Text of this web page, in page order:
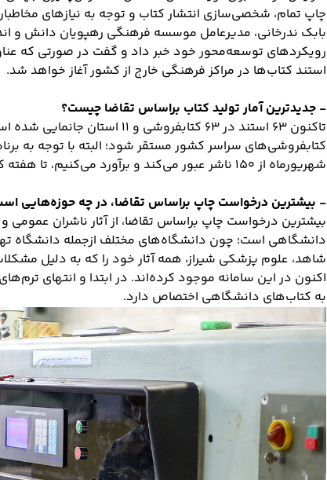
چاپ تمام، شخصی‌سازی انتشار کتاب و توجه به نیازهای
بابک ندرخانی، مدیرعامل موسسه فرهنگی رهپویان دانش و
استند کتاب‌ها در مراکز فرهنگی خارج از کشور آغاز خواهد شد.
- جدیدترین آمار تولید کتاب براساس تقاضا چیست؟
کتابفروشی‌های سراسر کشور مستقر شود؛ البته با توجه به
شهریورماه از ۱۵۰ ناشر عبور می‌کند و برآورد می‌کنیم، تا هفته کتاب به ۲۰۰ ناشر برسیم.
- بیشترین درخواست چاپ براساس تقاضا، در چه حوزه‌هایی
بیشترین درخواست چاپ براساس تقاضا، از آثار ناشران
دانشگاهی است؛ چون دانشگاه‌های مختلف ازجمله دانشگاه
شاهد، علوم پزشکی شیراز، همه آثار خود را که به دلیل
اکنون در این سامانه موجود کرده‌اند. در ابتدا و انتهای
به کتاب‌های دانشگاهی اختصاص دارد.